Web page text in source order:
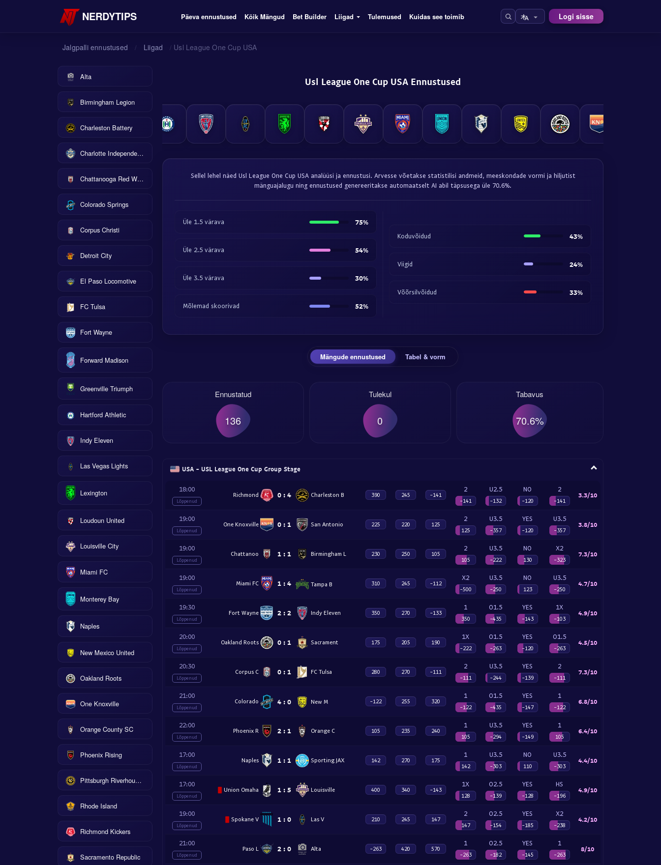
NERDYTIPS Päeva ennustused Kõik Mängud Bet Builder Liigad Tulemused Kuidas see toimib Logi sisse
Jalgpalli ennustused / Liigad / Usl League One Cup USA
Alta
Birmingham Legion
Charleston Battery
Charlotte Independence
Chattanooga Red Wolves
Colorado Springs
Corpus Christi
Detroit City
El Paso Locomotive
FC Tulsa
Fort Wayne
Forward Madison
Greenville Triumph
Hartford Athletic
Indy Eleven
Las Vegas Lights
Lexington
Loudoun United
Louisville City
Miami FC
Monterey Bay
Naples
New Mexico United
Oakland Roots
One Knoxville
Orange County SC
Phoenix Rising
Pittsburgh Riverhounds
Rhode Island
Richmond Kickers
Sacramento Republic
Usl League One Cup USA Ennustused
Sellel lehel näed Usl League One Cup USA analüüsi ja ennustusi. Arvesse võetakse statistilisi andmeid, meeskondade vormi ja hiljutist
mänguajalugu ning ennustused genereeritakse automaatselt AI abil täpsusega üle 70.6%.
Üle 1.5 värava 75%
Üle 2.5 värava 54%
Üle 3.5 värava 30%
Mõlemad skoorivad 52%
Koduvõidud 43%
Viigid 24%
Võõrsilvõidud 33%
Mängude ennustused Tabel & vorm
Ennustatud
136
Tulekul
0
Tabavus
70.6%
USA - USL League One Cup Group Stage
18:00
Lõppenud
Richmond 0 : 4 Charleston B 390 245 -141
2
-141
U2.5
-132
NO
-120
2
-141
3.3/10
19:00
Lõppenud
One Knoxville 0 : 1 San Antonio 225 220 125
2
125
U3.5
-357
YES
-120
U3.5
-357
3.8/10
19:00
Lõppenud
Chattanoo 1 : 1 Birmingham L 230 250 105
2
105
U3.5
-222
NO
130
X2
-323
7.3/10
19:00
Lõppenud
Miami FC 1 : 4 Tampa B 310 245 -112
X2
-500
U3.5
-250
NO
123
U3.5
-250
4.7/10
19:30
Lõppenud
Fort Wayne 2 : 2 Indy Eleven 350 270 -133
1
350
O1.5
-435
YES
-143
1X
-103
4.9/10
20:00
Lõppenud
Oakland Roots 0 : 1 Sacrament 175 205 190
1X
-222
O1.5
-263
YES
-120
O1.5
-263
4.5/10
20:30
Lõppenud
Corpus C 0 : 1 FC Tulsa 280 270 -111
2
-111
U3.5
-244
YES
-139
2
-111
7.3/10
21:00
Lõppenud
Colorado 4 : 0 New M -122 255 320
1
-122
O1.5
-435
YES
-147
1
-122
6.8/10
22:00
Lõppenud
Phoenix R 2 : 1 Orange C 105 235 240
1
105
U3.5
-294
YES
-149
1
105
6.4/10
17:00
Lõppenud
Naples 1 : 1 Sporting JAX 142 270 175
1
142
U3.5
-303
NO
110
U3.5
-303
4.4/10
17:00
Lõppenud
Union Omaha 1 : 5 Louisville 400 340 -143
1X
128
O2.5
-139
YES
-128
HS
-196
4.9/10
19:00
Lõppenud
Spokane V 1 : 0 Las V 210 245 147
2
147
O2.5
-154
YES
-185
X2
-238
4.2/10
21:00
Lõppenud
Paso L 2 : 0 Alta -263 420 570
1
-263
O2.5
-182
YES
-145
1
-263
8/10